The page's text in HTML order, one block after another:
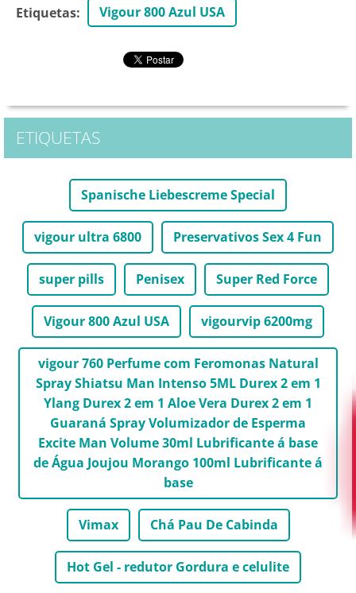
Etiquetas: Vigour 800 Azul USA
ETIQUETAS
Spanische Liebescreme Special
vigour ultra 6800 Preservativos Sex 4 Fun
super pills Penisex Super Red Force
Vigour 800 Azul USA vigourvip 6200mg
vigour 760 Perfume com Feromonas Natural
Spray Shiatsu Man Intenso 5ML Durex 2 em 1
Ylang Durex 2 em 1 Aloe Vera Durex 2 em 1
Guaraná Spray Volumizador de Esperma
Excite Man Volume 30ml Lubrificante á base
de Água Joujou Morango 100ml Lubrificante á
base
Vimax Chá Pau De Cabinda
Hot Gel - redutor Gordura e celulite